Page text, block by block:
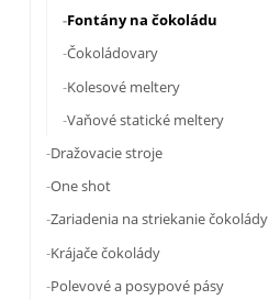
Fontány na čokoládu
Čokoládovary
Kolesové meltery
Vaňové statické meltery
Dražovacie stroje
One shot
Zariadenia na striekanie čokolády
Krájače čokolády
Polevové a posypové pásy